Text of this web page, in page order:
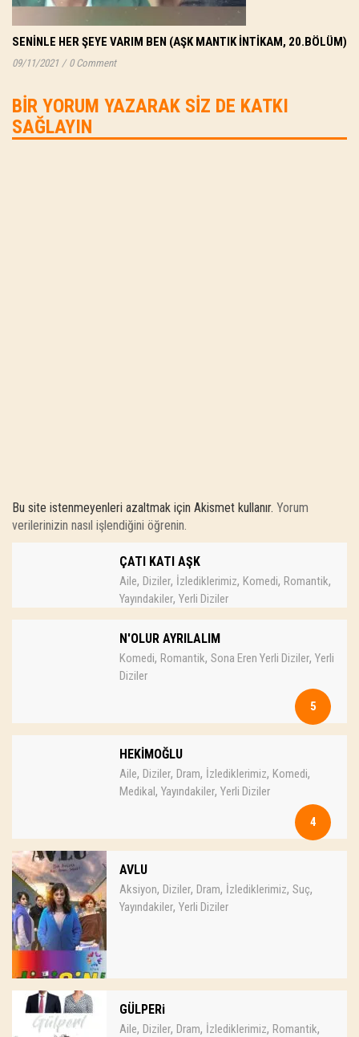
SENINLE HER ŞEYE VARIM BEN (AŞK MANTIK İNTIKAM, 20.BÖLÜM)
09/11/2021 / 0 Comment
BIR YORUM YAZARAK SIZ DE KATKI
SAĞLAYIN
Bu site istenmeyenleri azaltmak için Akismet kullanır. Yorum
verilerinizin nasıl işlendiğini öğrenin.
ÇATI KATI AŞK
Aile, Diziler, İzlediklerimiz, Komedi, Romantik,
Yayındakiler, Yerli Diziler
N'OLUR AYRILALIM
Komedi, Romantik, Sona Eren Yerli Diziler, Yerli
Diziler
5
HEKİMOĞLU
Aile, Diziler, Dram, İzlediklerimiz, Komedi,
Medikal, Yayındakiler, Yerli Diziler
4
AVLU
Aksiyon, Diziler, Dram, İzlediklerimiz, Suç,
Yayındakiler, Yerli Diziler
GÜLPERi
Aile, Diziler, Dram, İzlediklerimiz, Romantik,